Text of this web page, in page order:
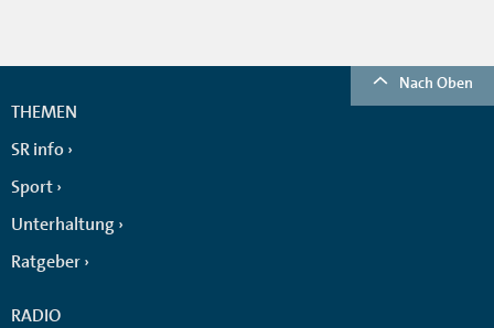
Nach Oben
THEMEN
SR info
Sport
Unterhaltung
Ratgeber
RADIO